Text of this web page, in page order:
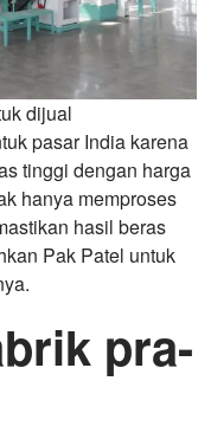
dijual
pasar India karena
tinggi dengan harga
hanya memproses
hasil beras
Pak Patel untuk
pra-